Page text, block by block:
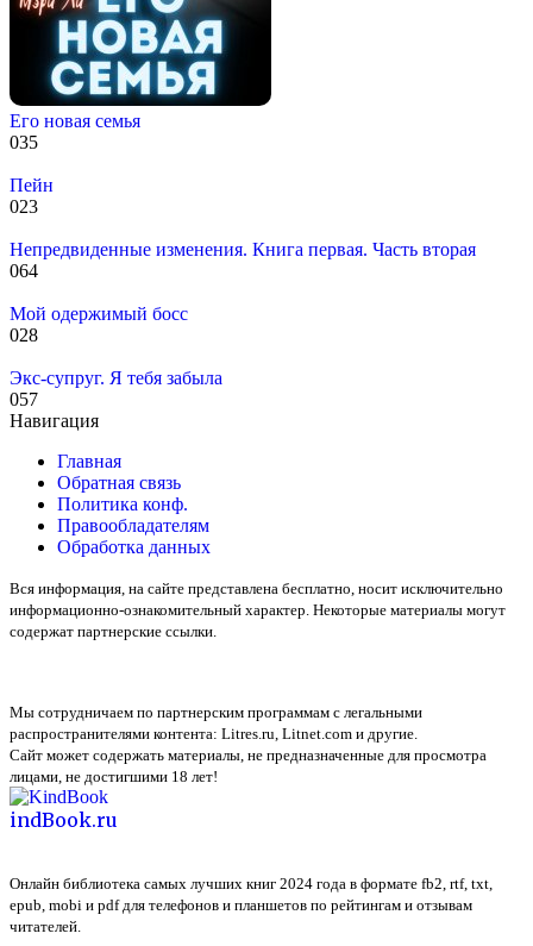
Его новая семья
035
Пейн
023
Непредвиденные изменения. Книга первая. Часть вторая
064
Мой одержимый босс
028
Экс-супруг. Я тебя забыла
057
Навигация
Главная
Обратная связь
Политика конф.
Правообладателям
Обработка данных
Вся информация, на сайте представлена бесплатно, носит исключительно
информационно-ознакомительный характер. Некоторые материалы могут
содержат партнерские ссылки.
Мы сотрудничаем по партнерским программам с легальными
распространителями контента: Litres.ru, Litnet.com и другие.
Сайт может содержать материалы, не предназначенные для просмотра
лицами, не достигшими 18 лет!
indBook.ru
Онлайн библиотека самых лучших книг 2024 года в формате fb2, rtf, txt,
epub, mobi и pdf для телефонов и планшетов по рейтингам и отзывам
читателей.